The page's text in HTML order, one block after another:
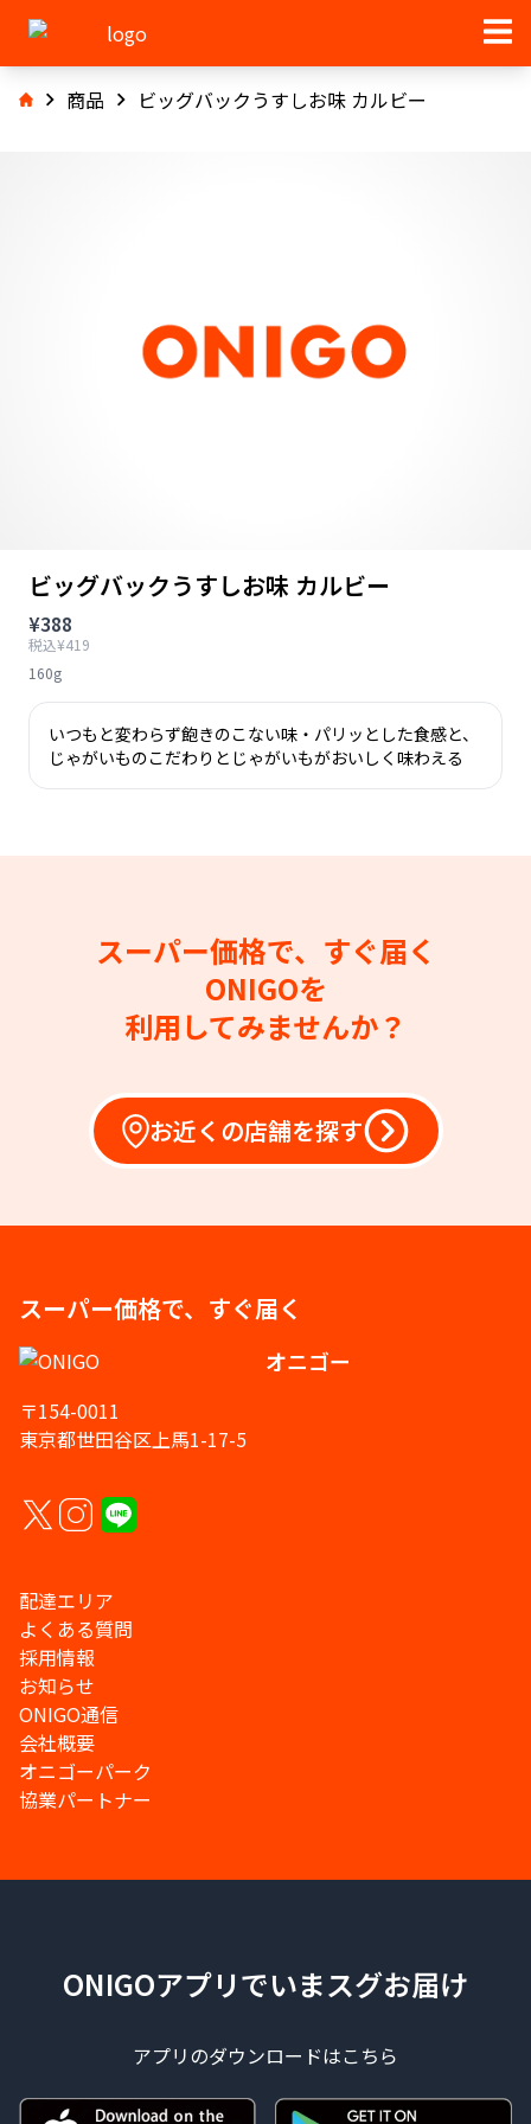
商品 ビッグバックうすしお味 カルビー
ビッグバックうすしお味 カルビー
¥388
税込¥419
160g
いつもと変わらず飽きのこない味・パリッとした食感と、
じゃがいものこだわりとじゃがいもがおいしく味わえる
スーパー価格で、すぐ届く
ONIGOを
利用してみませんか？
お近くの店舗を探す
スーパー価格で、すぐ届く
オニゴー
〒154-0011
東京都世田谷区上馬1-17-5
配達エリア
よくある質問
採用情報
お知らせ
ONIGO通信
会社概要
オニゴーパーク
協業パートナー
ONIGOアプリでいまスグお届け
アプリのダウンロードはこちら